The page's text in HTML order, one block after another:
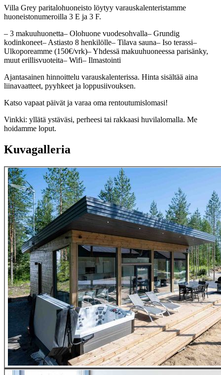
Villa Grey paritalohuoneisto löytyy varauskalenteristamme
huoneistonumeroilla 3 E ja 3 F.
– 3 makuuhuonetta– Olohuone vuodesohvalla– Grundig
kodinkoneet– Astiasto 8 henkilölle– Tilava sauna– Iso terassi–
Ulkoporeamme (150€/vrk)– Yhdessä makuuhuoneessa parisänky,
muut erillisvuoteita– Wifi– Ilmastointi
Ajantasainen hinnoittelu varauskalenterissa. Hinta sisältää aina
liinavaatteet, pyyhkeet ja loppusiivouksen.
Katso vapaat päivät ja varaa oma rentoutumislomasi!
Vinkki: yllätä ystäväsi, perheesi tai rakkaasi huvilalomalla. Me
hoidamme loput.
Kuvagalleria